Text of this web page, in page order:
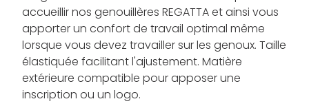
accueillir nos genouillères REGATTA et ainsi vous
apporter un confort de travail optimal même
lorsque vous devez travailler sur les genoux. Taille
élastiquée facilitant l'ajustement. Matière
extérieure compatible pour apposer une
inscription ou un logo.